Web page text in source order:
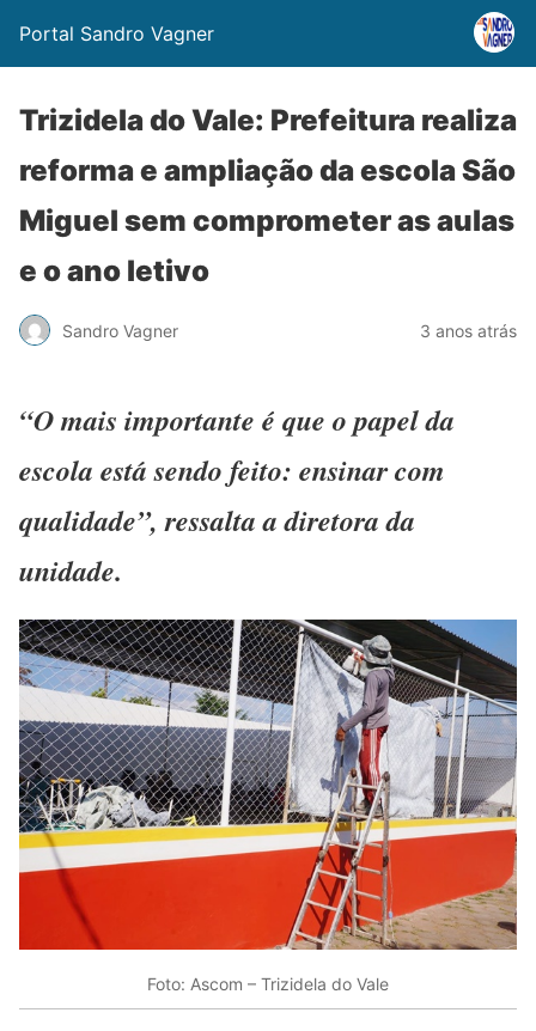
Portal Sandro Vagner
Trizidela do Vale: Prefeitura realiza
reforma e ampliação da escola São
Miguel sem comprometer as aulas
e o ano letivo
Sandro Vagner 3 anos atrás
“O mais importante é que o papel da
escola está sendo feito: ensinar com
qualidade”, ressalta a diretora da
unidade.
Foto: Ascom – Trizidela do Vale